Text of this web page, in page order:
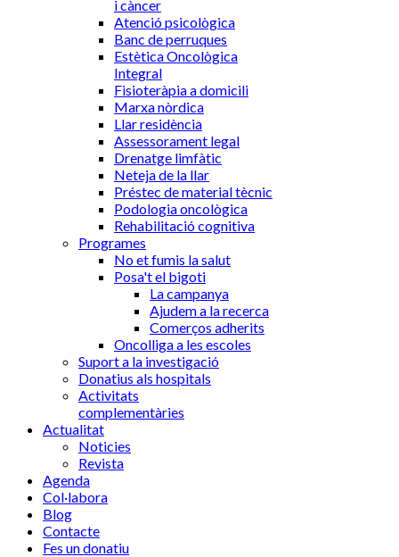
i càncer
Atenció psicològica
Banc de perruques
Estètica Oncològica
Integral
Fisioteràpia a domicili
Marxa nòrdica
Llar residència
Assessorament legal
Drenatge limfàtic
Neteja de la llar
Préstec de material tècnic
Podologia oncològica
Rehabilitació cognitiva
Programes
No et fumis la salut
Posa't el bigoti
La campanya
Ajudem a la recerca
Comerços adherits
Oncolliga a les escoles
Suport a la investigació
Donatius als hospitals
Activitats
complementàries
Actualitat
Noticies
Revista
Agenda
Col·labora
Blog
Contacte
Fes un donatiu